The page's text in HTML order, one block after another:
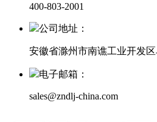
400-803-2001
公司地址：
安徽省滁州市南谯工业开发
电子邮箱：
sales@zndlj-china.com